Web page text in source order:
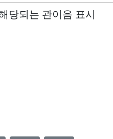
당되는 관이음 표시